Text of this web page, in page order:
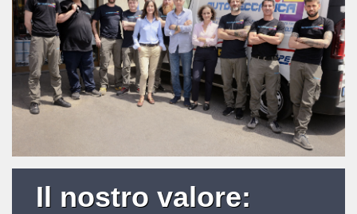
Il nostro valore: